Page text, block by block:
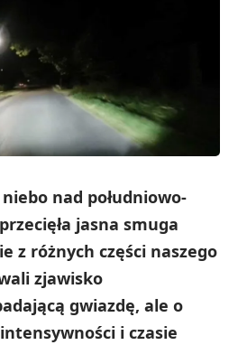
nad południowo-
jasna smuga
z różnych części naszego
zjawisko
gwiazdę, ale o
i czasie